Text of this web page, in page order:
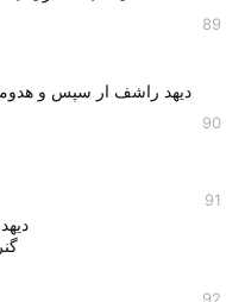
دیهد راشف ار سپس و